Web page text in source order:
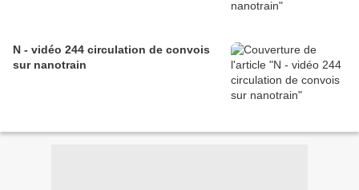
N - vidéo 244 circulation de convois
sur nanotrain